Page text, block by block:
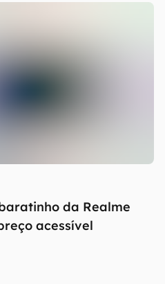
da Realme
acessível